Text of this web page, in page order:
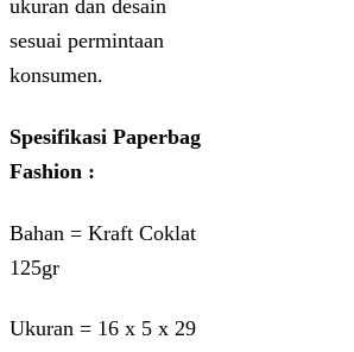
ukuran dan desain
sesuai permintaan
konsumen.
Spesifikasi Paperbag
Fashion :
Bahan = Kraft Coklat
125gr
Ukuran = 16 x 5 x 29